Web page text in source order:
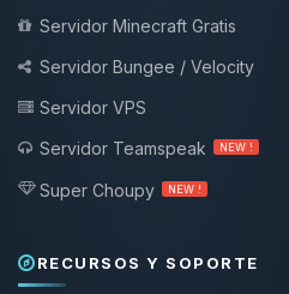
Servidor Minecraft Gratis
Servidor Bungee / Velocity
Servidor VPS
Servidor Teamspeak
NEW !
Super Choupy NEW !
RECURSOS Y SOPORTE